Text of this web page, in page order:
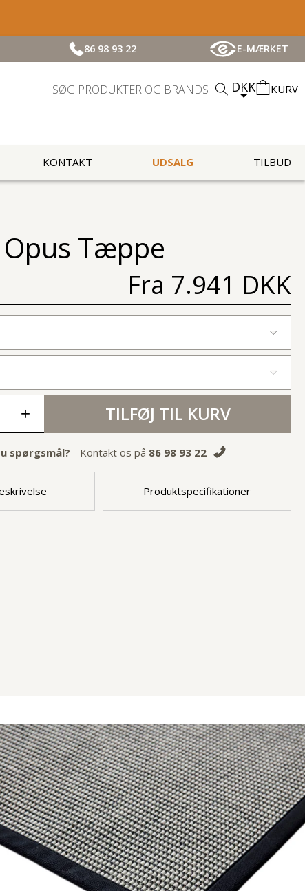
86 98 93 22 E-MÆRKET
DKK KURV
KONTAKT UDSALG TILBUD
Tæppe
Fra 7.941 DKK
+ TILFØJ TIL KURV
spørgsmål? Kontakt os på 86 98 93 22
Produktspecifikationer